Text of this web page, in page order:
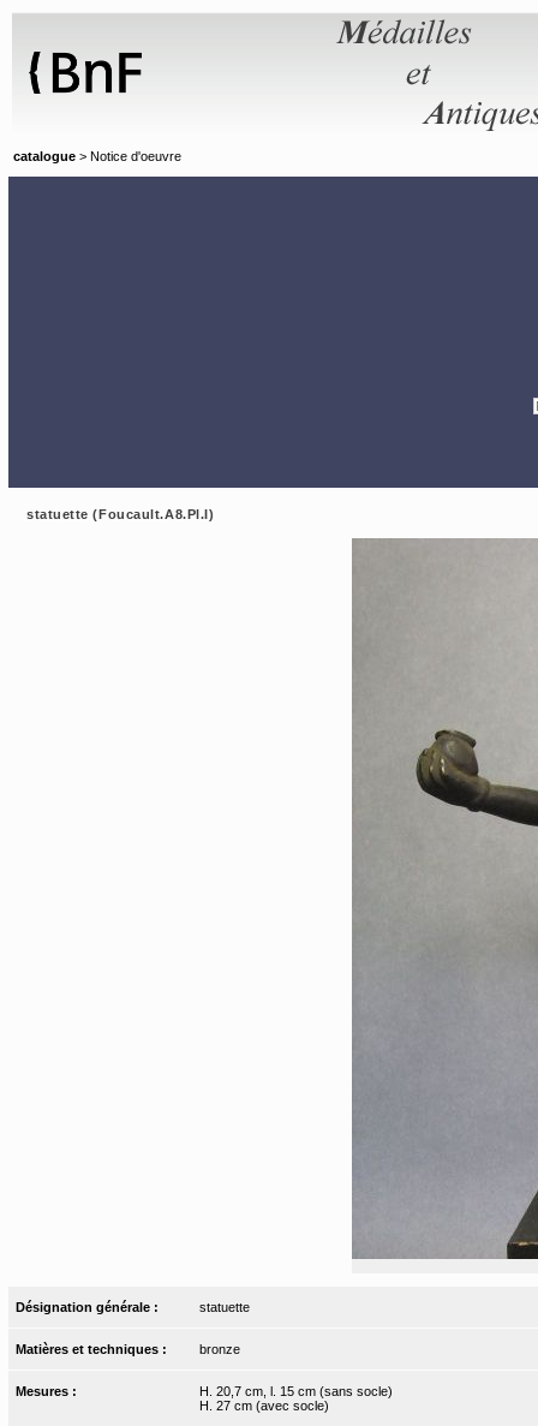
catalogue > Notice d'oeuvre
statuette (Foucault.A8.Pl.I)
Désignation générale : statuette
Matières et techniques : bronze
Mesures :
H. 20,7 cm, l. 15 cm (sans socle)
H. 27 cm (avec socle)